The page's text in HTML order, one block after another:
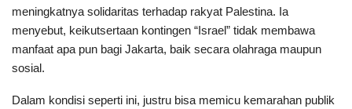
meningkatnya solidaritas terhadap rakyat Palestina. Ia
menyebut, keikutsertaan kontingen “Israel” tidak membawa
manfaat apa pun bagi Jakarta, baik secara olahraga maupun
sosial.
Dalam kondisi seperti ini, justru bisa memicu kemarahan publik